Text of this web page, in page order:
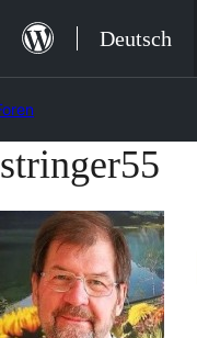
Inhalt
springen
Deutsch
Zum
springen
stringer55